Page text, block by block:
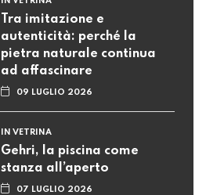
Tra imitazione e
autenticità: perché la
pietra naturale continua
ad affascinare
09 LUGLIO 2026
IN VETRINA
Gehri, la piscina come
stanza all’aperto
07 LUGLIO 2026